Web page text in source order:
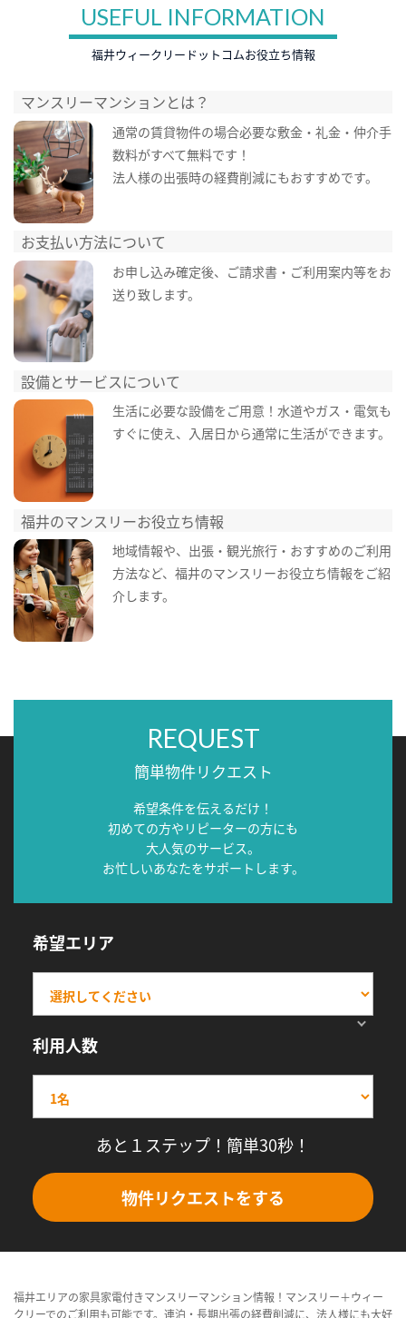
USEFUL INFORMATION
福井ウィークリードットコムお役立ち情報
マンスリーマンションとは？
通常の賃貸物件の場合必要な敷金・礼金・仲介手
数料がすべて無料です！
法人様の出張時の経費削減にもおすすめです。
お支払い方法について
お申し込み確定後、ご請求書・ご利用案内等をお
送り致します。
設備とサービスについて
生活に必要な設備をご用意！水道やガス・電気も
すぐに使え、入居日から通常に生活ができます。
福井のマンスリーお役立ち情報
地域情報や、出張・観光旅行・おすすめのご利用
方法など、福井のマンスリーお役立ち情報をご紹
介します。
REQUEST
簡単物件リクエスト
希望条件を伝えるだけ！
初めての方やリピーターの方にも
大人気のサービス。
お忙しいあなたをサポートします。
希望エリア
利用人数
あと１ステップ！簡単30秒！
物件リクエストをする
福井エリアの家具家電付きマンスリーマンション情報！マンスリー＋ウィー
クリーでのご利用も可能です。連泊・長期出張の経費削減に、法人様にも大好